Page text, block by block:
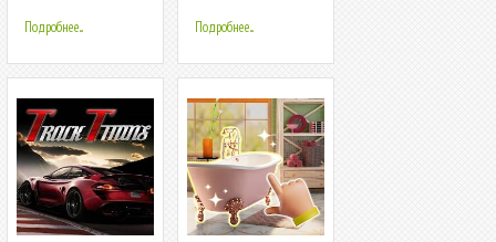
Подробнее... Подробнее...